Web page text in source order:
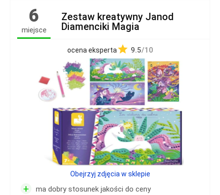
6
miejsce
Zestaw kreatywny Janod
Diamenciki Magia
ocena eksperta 9.5/10
+ ma dobry stosunek jakości do ceny
Obejrzyj zdjęcia w sklepie